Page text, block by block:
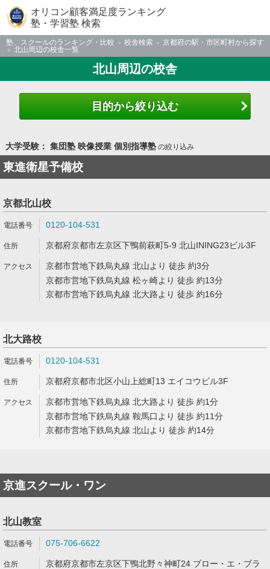
オリコン顧客満足度ランキング
塾・学習塾 検索
塾、スクールのランキング・比較 校舎検索
京都府の駅・市区町村から探す
北山周辺の校舎一覧
北山周辺の校舎
目的から絞り込む
大学受験： 集団塾 映像授業 個別指導塾の絞り込み
東進衛星予備校
京都北山校
0120-104-531
京都府京都市左京区下鴨前萩町5-9 北山INING23ビル3F
京都市営地下鉄烏丸線 北山より 徒歩 約3分
京都市営地下鉄烏丸線 松ヶ崎より 徒歩 約13分
京都市営地下鉄烏丸線 北大路より 徒歩 約16分
北大路校
0120-104-531
京都府京都市北区小山上総町13 エイコウビル3F
京都市営地下鉄烏丸線 北大路より 徒歩 約1分
京都市営地下鉄烏丸線 鞍馬口より 徒歩 約11分
京都市営地下鉄烏丸線 北山より 徒歩 約14分
京進スクール・ワン
北山教室
075-706-6622
京都府京都市左京区下鴨北野々神町24 ブロー・エ・ブラ